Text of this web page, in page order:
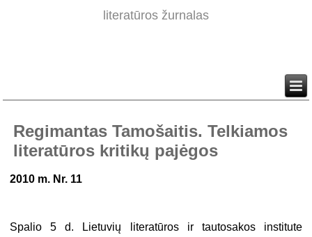
literatūros žurnalas
Regimantas Tamošaitis. Telkiamos
literatūros kritikų pajėgos
2010 m. Nr. 11
Spalio 5 d. Lietuvių literatūros ir tautosakos institute